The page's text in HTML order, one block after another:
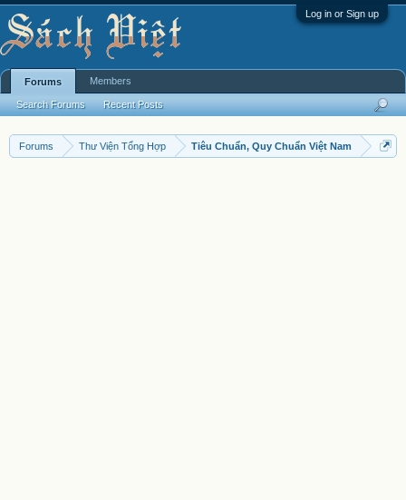
Log in or Sign up
Forums Thư Viện Tổng Hợp Tiêu Chuẩn, Quy Chuẩn Việt Nam
Forums
Search Forums Recent Posts
Members